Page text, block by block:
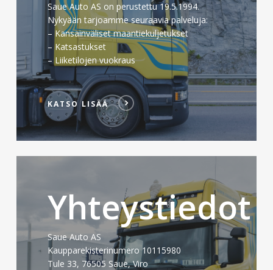
Saue Auto AS on perustettu 19.5.1994.
Nykyään tarjoamme seuraavia palveluja:
– Kansainväliset maantiekuljetukset
– Katsastukset
– Liiketilojen vuokraus
KATSO LISÄÄ
Yhteystiedot
Saue Auto AS
Kaupparekisterinumero 10115980
Tule 33, 76505 Saue, Viro